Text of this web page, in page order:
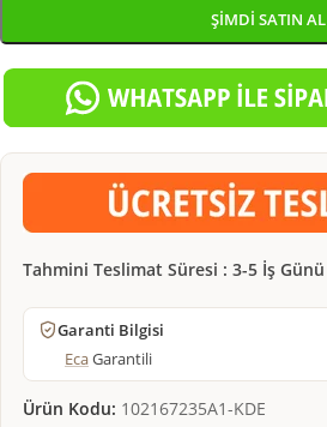
ŞIMDI SATIN AL
Tahmini Teslimat Süresi : 3-5 İş Günü
Garanti Bilgisi
EcaGarantili
Ürün Kodu: 102167235A1-KDE